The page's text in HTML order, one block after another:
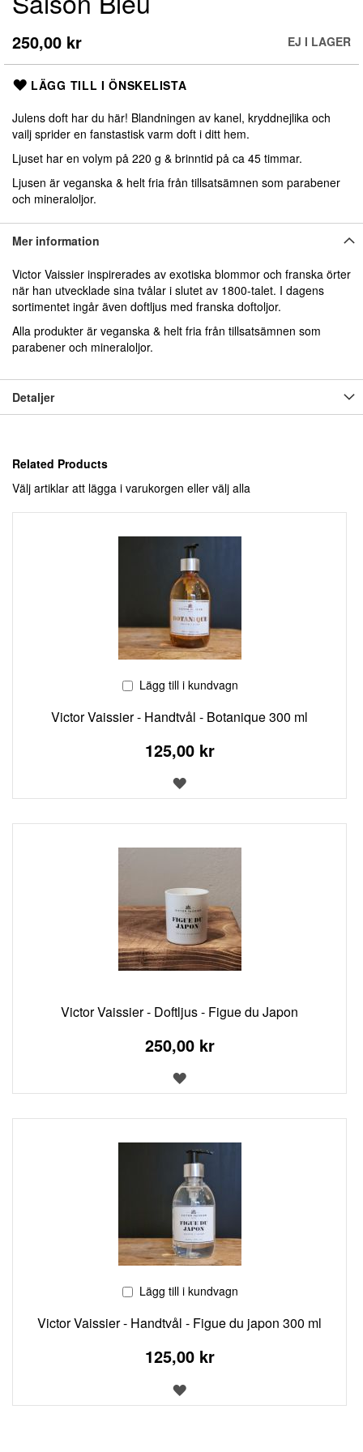
250,00 kr EJ I LAGER
LÄGG TILL I ÖNSKELISTA
Julens doft har du här! Blandningen av kanel, kryddnejlika och
vailj sprider en fanstastisk varm doft i ditt hem.
Ljuset har en volym på 220 g & brinntid på ca 45 timmar.
Ljusen är veganska & helt fria från tillsatsämnen som parabener
och mineraloljor.
av
bildgalleriet
Mer information
Victor Vaissier inspirerades av exotiska blommor och franska örter
när han utvecklade sina tvålar i slutet av 1800-talet. I dagens
sortimentet ingår även doftljus med franska doftoljor.
Alla produkter är veganska & helt fria från tillsatsämnen som
parabener och mineraloljor.
Detaljer
Related Products
Välj artiklar att lägga i varukorgen eller välj alla
Victor Vaissier - Handtvål - Botanique 300 ml
125,00 kr
Lägg till i kundvagn
LÄGG
TILL
Victor Vaissier - Doftljus - Figue du Japon
250,00 kr
LÄGG
TILL
Victor Vaissier - Handtvål - Figue du japon 300 ml
125,00 kr
Lägg till i kundvagn
LÄGG
TILL